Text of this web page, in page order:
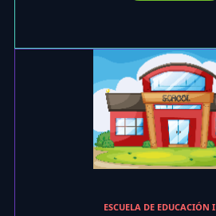
ESCUELA DE EDUCACIÓN